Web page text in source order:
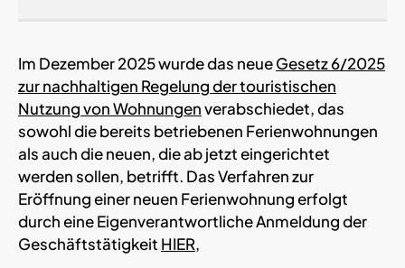
Im Dezember 2025 wurde das neueGesetz 6/2025
zur nachhaltigen Regelung der touristischen
Nutzung von Wohnungenverabschiedet, das
sowohl die bereits betriebenen Ferienwohnungen
als auch die neuen, die ab jetzt eingerichtet
werden sollen, betrifft. Das Verfahren zur
Eröffnung einer neuen Ferienwohnung erfolgt
durch eine Eigenverantwortliche Anmeldung der
Geschäftstätigkeit HIER,